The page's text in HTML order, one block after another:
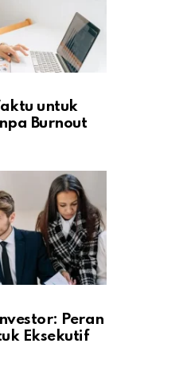
untuk
Burnout
Peran
Eksekutif